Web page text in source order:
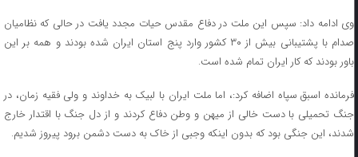
وی ادامه داد: سپس این ملت در دفاع مقدس حیات مجدد یافت در حالی که نظامیان
صدام با پشتیبانی بیش از ۳۰ کشور وارد پنج استان ایران شده بودند و همه بر این
باور بودند که کار ایران تمام شده است.
فرمانده اسبق سپاه اضافه کرد:، اما ملت ایران با لبیک به خداوند و ولی فقیه زمان، در
جنگ تحمیلی با دست خالی از میهن و وطن دفاع کردند و از دل جنگ با اقتدار خارج
شدند، این جنگی بود که بدون اینکه وجبی از خاک به دست دشمن برود پیروز شدیم.